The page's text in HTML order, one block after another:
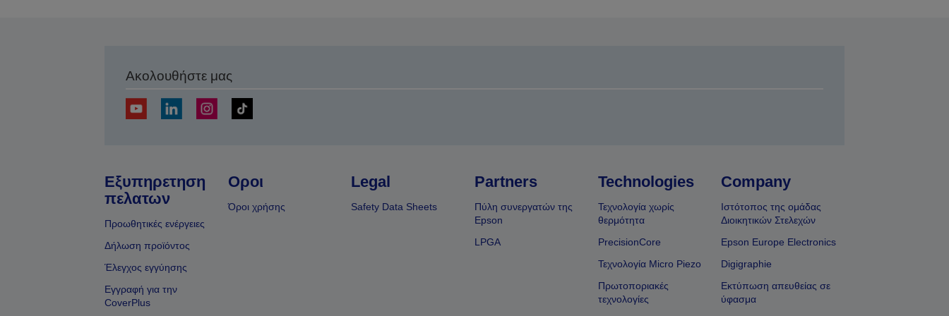
Ακολουθήστε μας
Εξυπηρετηση
πελατων
Προωθητικές ενέργειες
Δήλωση προϊόντος
Έλεγχος εγγύησης
Εγγραφή για την
CoverPlus
Οροι
Όροι χρήσης
Legal
Safety Data Sheets
Partners
Πύλη συνεργατών της
Epson
LPGA
Technologies
Τεχνολογία χωρίς
θερμότητα
PrecisionCore
Τεχνολογία Micro Piezo
Πρωτοποριακές
τεχνολογίες
Company
Ιστότοπος της ομάδας
Διοικητικών Στελεχών
Epson Europe Electronics
Digigraphie
Εκτύπωση απευθείας σε
ύφασμα